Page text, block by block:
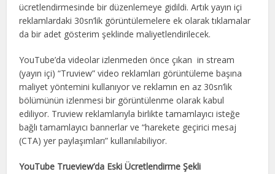
ücretlendirmesinde bir düzenlemeye gidildi. Artık yayın içi
reklamlardaki 30sn’lik görüntülemelere ek olarak tıklamalar
da bir adet gösterim şeklinde maliyetlendirilecek.
YouTube’da videolar izlenmeden önce çıkan in stream
(yayın içi) “Truview” video reklamları görüntüleme başına
maliyet yöntemini kullanıyor ve reklamın en az 30sn’lik
bölümünün izlenmesi bir görüntülenme olarak kabul
ediliyor. Truview reklamlarıyla birlikte tamamlayıcı isteğe
bağlı tamamlayıcı bannerlar ve “harekete geçirici mesaj
(CTA) yer paylaşımları” kullanılabiliyor.
YouTube Trueview’da Eski Ücretlendirme Şekli